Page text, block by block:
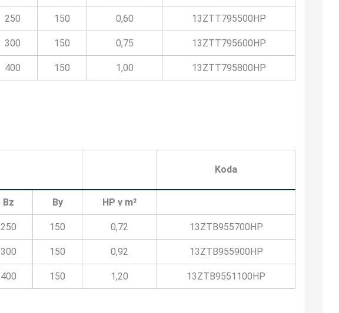
250 150 0,60 13ZTT795500HP
300 150 0,75 13ZTT795600HP
400 150 1,00 13ZTT795800HP
Koda
Bz By HP v m²
250 150 0,72 13ZTB955700HP
300 150 0,92 13ZTB955900HP
400 150 1,20 13ZTB9551100HP